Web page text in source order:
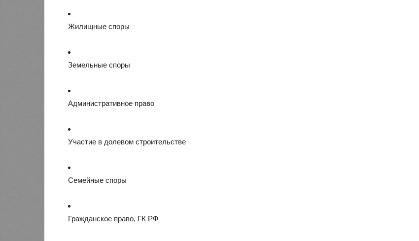
Жилищные споры
Земельные споры
Административное право
Участие в долевом строительстве
Семейные споры
Гражданское право, ГК РФ